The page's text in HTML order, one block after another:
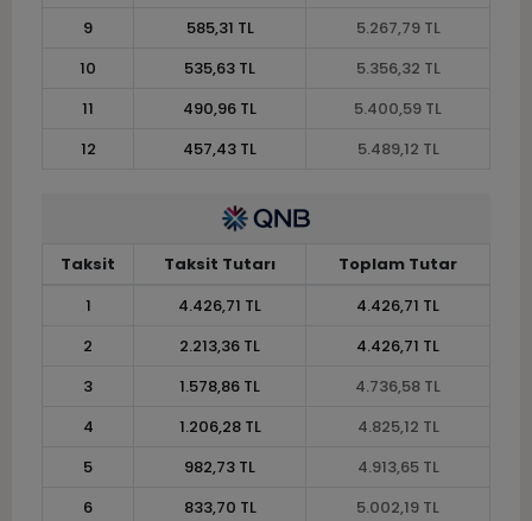
9
585,31 TL
5.267,79 TL
10
535,63 TL
5.356,32 TL
11
490,96 TL
5.400,59 TL
12
457,43 TL 5.489,12 TL
Taksit Taksit Tutarı
Toplam Tutar
1
4.426,71 TL
4.426,71 TL
2
2.213,36 TL
4.426,71 TL
3
1.578,86 TL
4.736,58 TL
4
1.206,28 TL
4.825,12 TL
5
982,73 TL
4.913,65 TL
6
833,70 TL
5.002,19 TL